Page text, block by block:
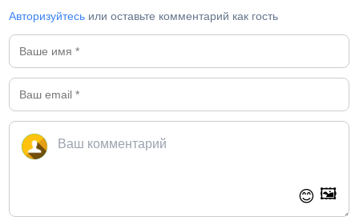
Авторизуйтесь или оставьте комментарий как гость
😊 🖼️